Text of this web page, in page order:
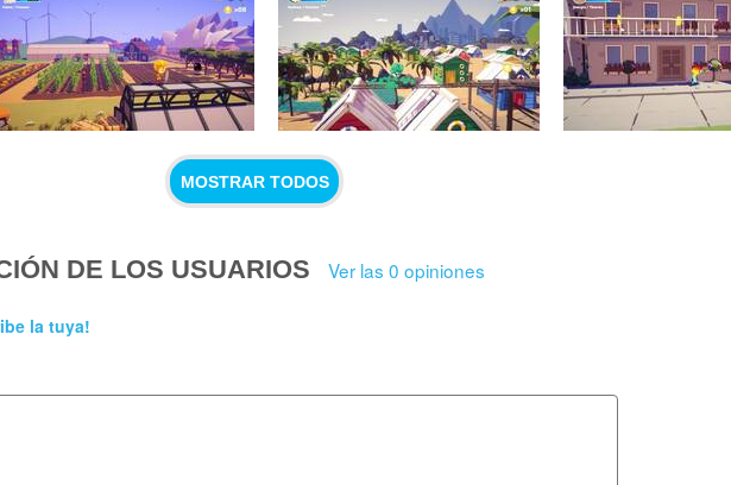
MOSTRAR TODOS
DE LOS USUARIOS Ver las 0 opiniones
la tuya!